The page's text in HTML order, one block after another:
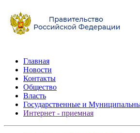
Главная
Новости
Контакты
Общество
Власть
Государственные и
Интернет - приемная